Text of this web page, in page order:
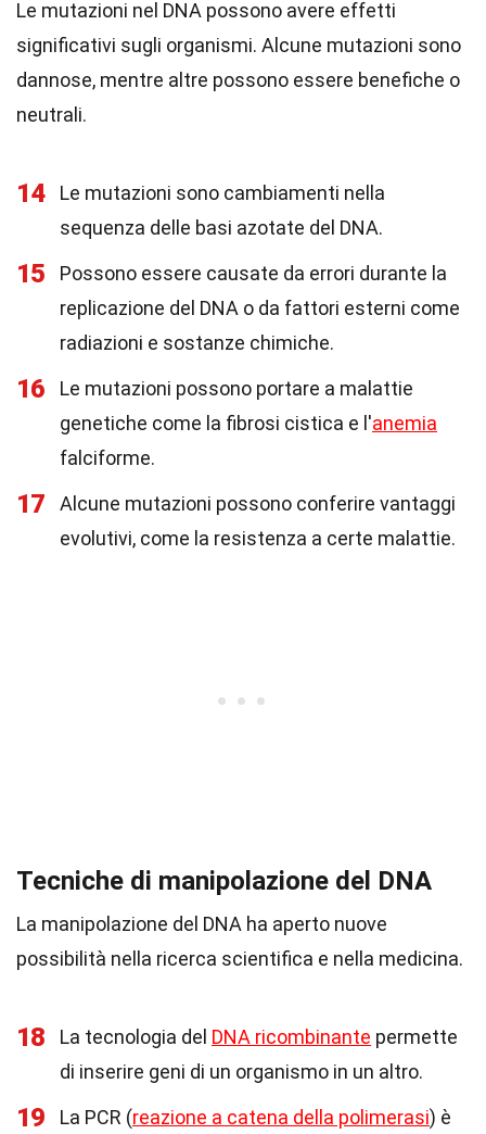
Le mutazioni nel DNA possono avere effetti
significativi sugli organismi. Alcune mutazioni sono
dannose, mentre altre possono essere benefiche o
neutrali.
14
Le mutazioni sono cambiamenti nella
sequenza delle basi azotate del DNA.
15
Possono essere causate da errori durante la
replicazione del DNA o da fattori esterni come
radiazioni e sostanze chimiche.
16
Le mutazioni possono portare a malattie
genetiche come la fibrosi cistica e l'anemia
falciforme.
17
Alcune mutazioni possono conferire vantaggi
evolutivi, come la resistenza a certe malattie.
Tecniche di manipolazione del DNA
La manipolazione del DNA ha aperto nuove
possibilità nella ricerca scientifica e nella medicina.
18 La tecnologia del DNA ricombinante permette
di inserire geni di un organismo in un altro.
19 La PCR (reazione a catena della polimerasi) è